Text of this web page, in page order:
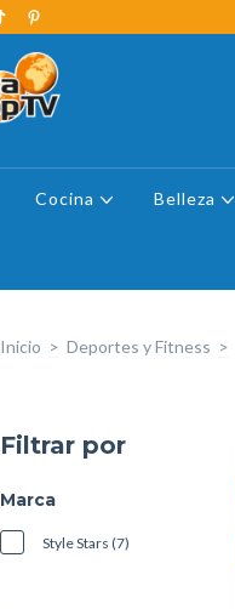
Cocina Belleza
Inicio > Deportes y Fitness >
Filtrar por
Marca
Style Stars (7)